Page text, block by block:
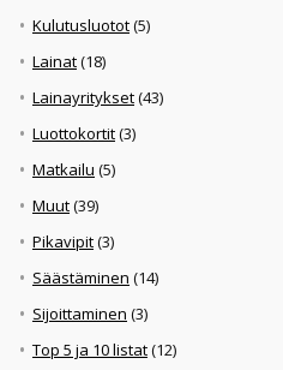
Kulutusluotot(5)
Lainat(18)
Lainayritykset(43)
Luottokortit(3)
Matkailu (5)
Muut(39)
Pikavipit(3)
Säästäminen (14)
Sijoittaminen (3)
Top 5 ja 10 listat(12)